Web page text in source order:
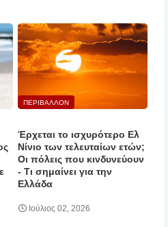
ΠΕΡΙΒΑΛΛΟΝ
Έρχεται το ισχυρότερο Ελ
Νίνιο των τελευταίων ετών;
Οι πόλεις που κινδυνεύουν
‑ Τι σημαίνει για την
Ελλάδα
Ιούλιος 02, 2026